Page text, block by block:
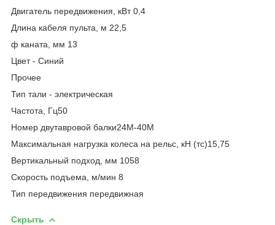
Двигатель передвижения, кВт 0,4
Длина кабеля пульта, м 22,5
ф каната, мм 13
Цвет - Синий
Прочее
Тип тали - электрическая
Частота, Гц50
Номер двутавровой балки24М-40М
Максимальная нагрузка колеса на рельс, кН (тс)15,75
Вертикальный подход, мм 1058
Скорость подъема, м/мин 8
Тип передвижения передвижная
Скрыть